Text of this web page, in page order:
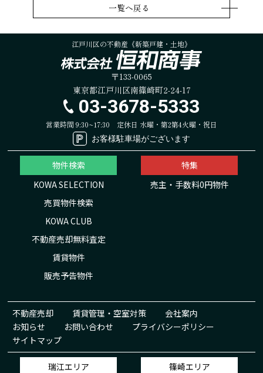
一覧へ戻る
江戸川区の不動産《新築戸建・土地》
〒133-0065
東京都江戸川区南篠崎町2-24-17
03-3678-5333
営業時間 9:30~17:30 定休日 水曜・第2第4火曜・祝日
お客様駐車場がございます
物件検索
KOWA SELECTION
売買物件検索
KOWA CLUB
不動産売却無料査定
賃貸物件
販売予告物件
特集
売主・手数料0円物件
不動産売却 賃貸管理・空室対策
会社案内
お知らせ
お問い合わせ
プライバシーポリシー
サイトマップ
瑞江エリア
篠崎エリア